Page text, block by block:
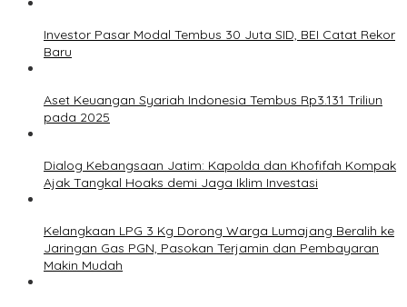
Investor Pasar Modal Tembus 30 Juta SID, BEI Catat Rekor
Baru
Aset Keuangan Syariah Indonesia Tembus Rp3.131 Triliun
pada 2025
Dialog Kebangsaan Jatim: Kapolda dan Khofifah Kompak
Ajak Tangkal Hoaks demi Jaga Iklim Investasi
Kelangkaan LPG 3 Kg Dorong Warga Lumajang Beralih ke
Jaringan Gas PGN, Pasokan Terjamin dan Pembayaran
Makin Mudah